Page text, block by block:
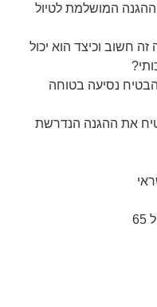
נסיעות מעל גיל 70 – ההגנה המושלמת לטיול
חשוב וכיצד הוא יכול
נסיעה בטוחה
את ההגנה הנדרשת